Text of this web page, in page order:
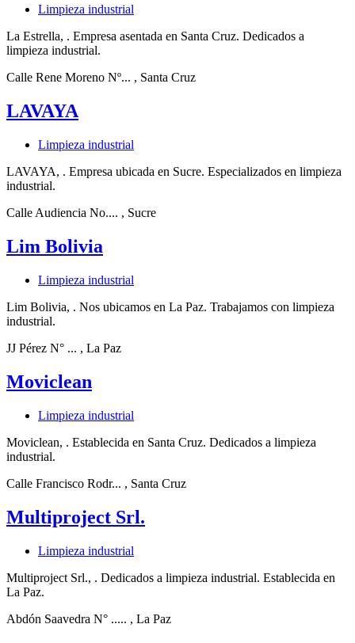
Limpieza industrial
La Estrella, . Empresa asentada en Santa Cruz. Dedicados a
limpieza industrial.
Calle Rene Moreno Nº... , Santa Cruz
LAVAYA
Limpieza industrial
LAVAYA, . Empresa ubicada en Sucre. Especializados en limpieza
industrial.
Calle Audiencia No.... , Sucre
Lim Bolivia
Limpieza industrial
Lim Bolivia, . Nos ubicamos en La Paz. Trabajamos con limpieza
industrial.
JJ Pérez N° ... , La Paz
Moviclean
Limpieza industrial
Moviclean, . Establecida en Santa Cruz. Dedicados a limpieza
industrial.
Calle Francisco Rodr... , Santa Cruz
Multiproject Srl.
Limpieza industrial
Multiproject Srl., . Dedicados a limpieza industrial. Establecida en
La Paz.
Abdón Saavedra N° ..... , La Paz